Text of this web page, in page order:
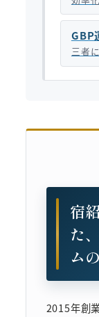
GBP
三者
宿
た
ム
2015年創